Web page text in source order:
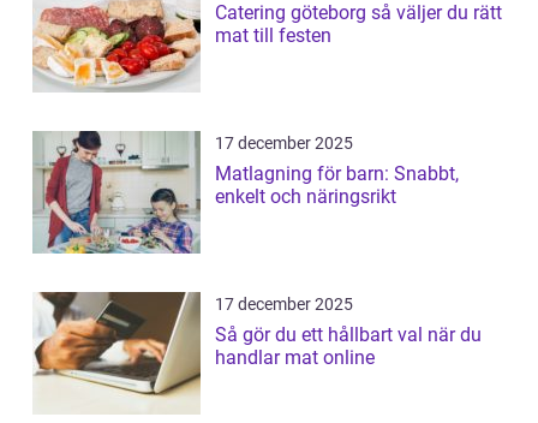
Catering göteborg så väljer du rätt
mat till festen
17 december 2025
Matlagning för barn: Snabbt,
enkelt och näringsrikt
17 december 2025
Så gör du ett hållbart val när du
handlar mat online